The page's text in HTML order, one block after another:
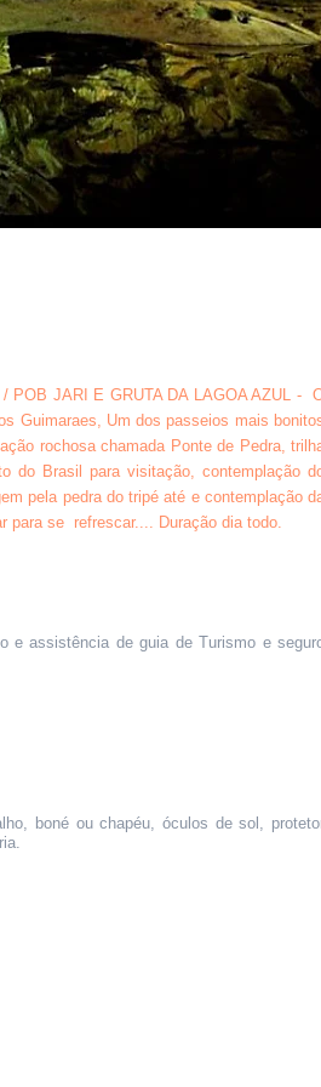
POB JARI E GRUTA DA LAGOA AZUL -
Guimaraes, Um dos passeios mais
rochosa chamada Ponte de Pedra,
do Brasil para visitação, contemplação
pela pedra do tripé até e contemplação
para se refrescar.... Duração dia todo.
e assistência de guia de Turismo e
boné ou chapéu, óculos de sol,